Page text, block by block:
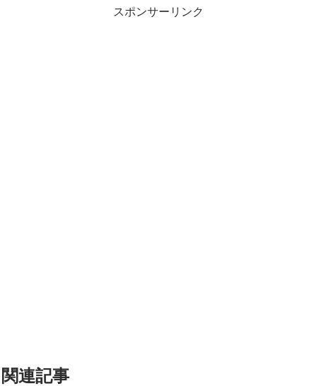
スポンサーリンク
関連記事